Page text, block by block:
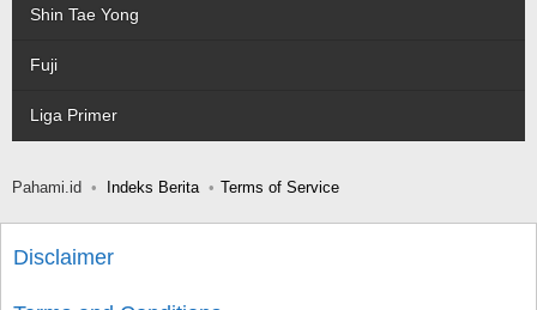
Shin Tae Yong
Fuji
Liga Primer
Pahami.id Indeks Berita Terms of Service
Disclaimer